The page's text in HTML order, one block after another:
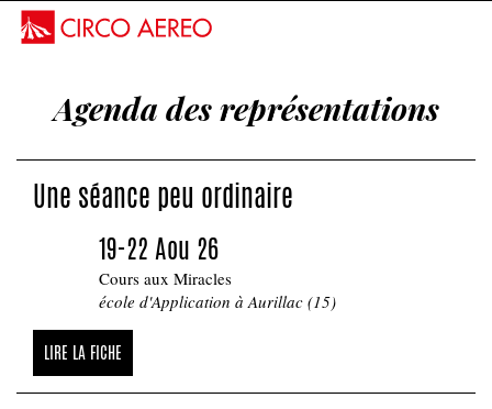
Jani Nuutinen - duo de manipulation
d'objets, effets magiques et musique
FERFEU
Agenda des représentations
Une séance peu ordinaire
19-22 Aou 26
Cours aux Miracles
école d'Application à Aurillac (15)
LIRE LA FICHE